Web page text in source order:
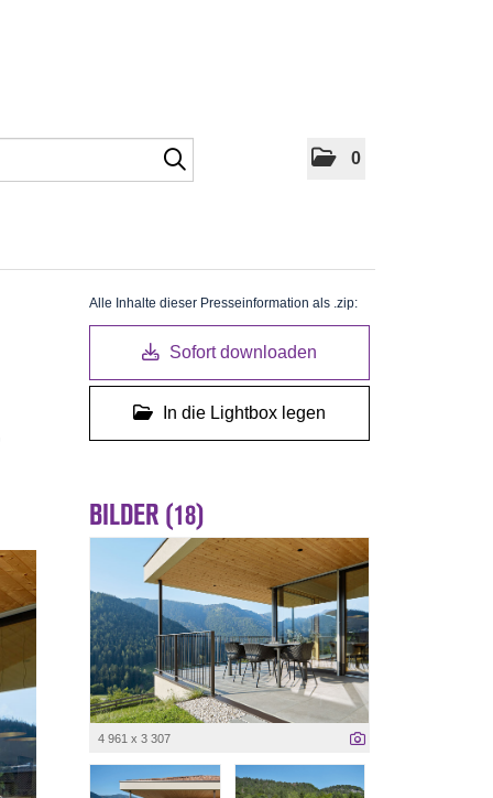
0
Alle Inhalte dieser Presseinformation als .zip:
Sofort downloaden
In die Lightbox legen
BILDER (18)
4 961 x 3 307